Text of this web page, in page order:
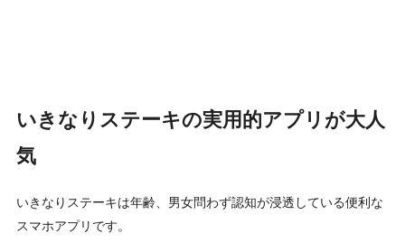
いきなりステーキの実用的アプリが大人
気
いきなりステーキは年齢、男女問わず認知が浸透している便利な
スマホアプリです。